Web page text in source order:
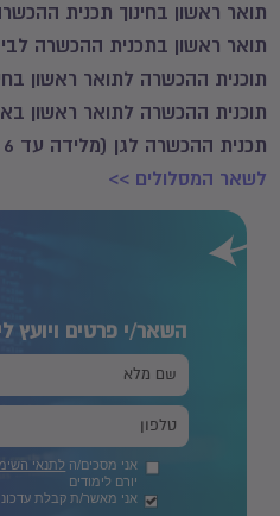
תואר ראשון בחינוך תכנית
תואר ראשון בתכנית ההכשרה
תוכנית ההכשרה לתואר ראשון
תוכנית ההכשרה לתואר ראשון
תכנית ההכשרה לגן (מלידה עד 6 שנים)
לשאר המסלולים >>
השאר/י פרטים ויועץ
אני מסכים/ה לתנאי
יורם לימודים
אני מאשר/ת קבלת